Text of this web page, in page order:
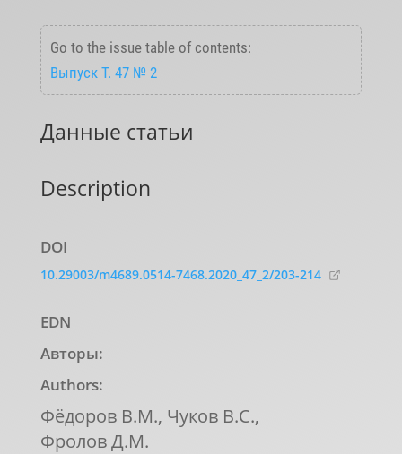
Go to the issue table of contents:
Выпуск T. 47 № 2
Данные статьи
Description
DOI
10.29003/m4689.0514-7468.2020_47_2/203-214
EDN
Авторы:
Authors:
Фёдоров В.М., Чуков В.С.,
Фролов Д.М.